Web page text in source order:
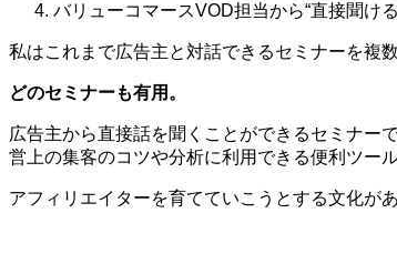
バリューコマースVOD担当から“直接聞け
私はこれまで広告主と対話できるセミナーを複
どのセミナーも有用。
広告主から直接話を聞くことができるセミナー
営上の集客のコツや分析に利用できる便利ツー
アフィリエイターを育てていこうとする文化が